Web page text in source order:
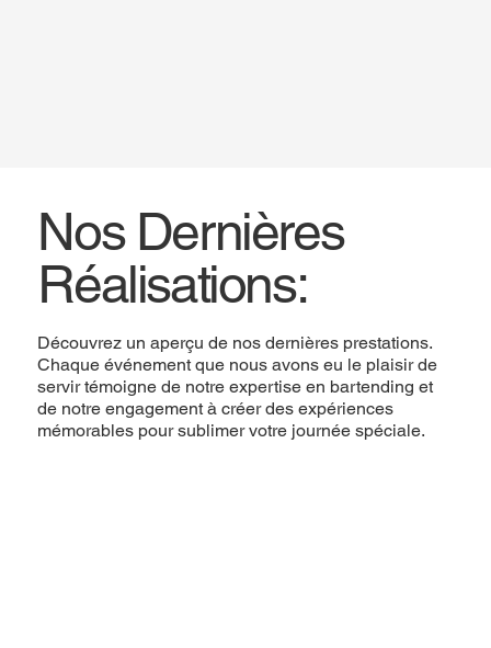
Nos Dernières
Réalisations:
Découvrez un aperçu de nos dernières prestations.
Chaque événement que nous avons eu le plaisir de
servir témoigne de notre expertise en bartending et
de notre engagement à créer des expériences
mémorables pour sublimer votre journée spéciale.